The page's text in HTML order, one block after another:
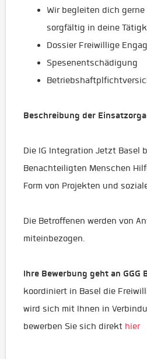
Wir begleiten dich
sorgfältig in deine
Dossier Freiwillige
Spesenentschädigung
Beschreibung der
Die IG Integration Jetzt Basel
Benachteiligten Menschen
Form von Projekten und
Die Betroffenen werden von
miteinbezogen.
Ihre Bewerbung geht an GGG
koordiniert in Basel die
wird sich mit Ihnen in
bewerben Sie sich direkt hier